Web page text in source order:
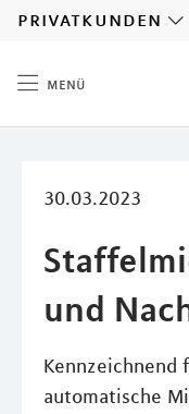
privatkunden
menü
30.03.2023
und
Kennzeichnend
automatische